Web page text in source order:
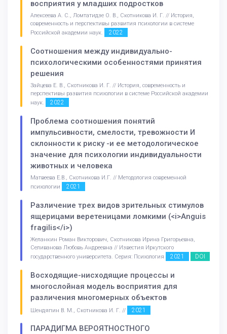
восприятия у младших подростков
Алексеева А. С., Ломтатидзе О. В., Скотникова И. Г. // История,
современность и перспективы развития психологии в системе
Российской академии наук.
2022
Соотношения между индивидуально-
психологическими особенностями принятия
решения
Зайцева Е. В., Скотникова И. Г. // История, современность и
перспективы развития психологии в системе Российской академии
наук.
2022
Проблема соотношения понятий
импульсивности, смелости, тревожности И
склонности к риску -и ее методологическое
значение для психологии индивидуальности
животных и человека
Матвеева Е.В., Скотникова И.Г. // Методология современной
психологии
2021
Различение трех видов зрительных стимулов
ящерицами веретеницами ломкими (<i>Anguis
fragilis</i>)
Желанкин Роман Викторович, Скотникова Ирина Григорьевна,
Селиванова Любовь Андреевна // Известия Иркутского
государственного университета. Серия: Психология
2021 DOI
Восходящие-нисходящие процессы и
многослойная модель восприятия для
различения многомерных объектов
Шендяпин В. М., Скотникова И. Г. // 2021
ПАРАДИГМА ВЕРОЯТНОСТНОГО